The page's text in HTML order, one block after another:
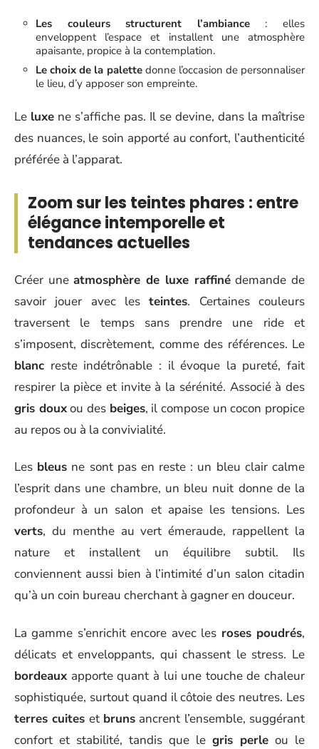
Les couleurs structurent l’ambiance: elles
enveloppent l’espace et installent une atmosphère
apaisante, propice à la contemplation.
Le choix de la palettedonne l’occasion de personnaliser
le lieu, d’y apposer son empreinte.
Le luxe ne s’affiche pas. Il se devine, dans la maîtrise
des nuances, le soin apporté au confort, l’authenticité
préférée à l’apparat.
Zoom sur les teintes phares : entre
élégance intemporelle et
tendances actuelles
Créer uneatmosphère de luxe raffinédemande de
savoir jouer avec lesteintes. Certaines couleurs
traversent le temps sans prendre une ride et
s’imposent, discrètement, comme des références. Le
blanc reste indétrônable : il évoque la pureté, fait
respirer la pièce et invite à la sérénité. Associé à des
gris douxou des beiges, il compose un cocon propice
au repos ou à la convivialité.
Les bleus ne sont pas en reste : un bleu clair calme
l’esprit dans une chambre, un bleu nuit donne de la
profondeur à un salon et apaise les tensions. Les
verts, du menthe au vert émeraude, rappellent la
nature et installent un équilibre subtil. Ils
conviennent aussi bien à l’intimité d’un salon citadin
qu’à un coin bureau cherchant à gagner en douceur.
La gamme s’enrichit encore avec les roses poudrés,
délicats et enveloppants, qui chassent le stress. Le
bordeaux apporte quant à lui une touche de chaleur
sophistiquée, surtout quand il côtoie des neutres. Les
terres cuites et bruns ancrent l’ensemble, suggérant
confort et stabilité, tandis que le gris perle ou le